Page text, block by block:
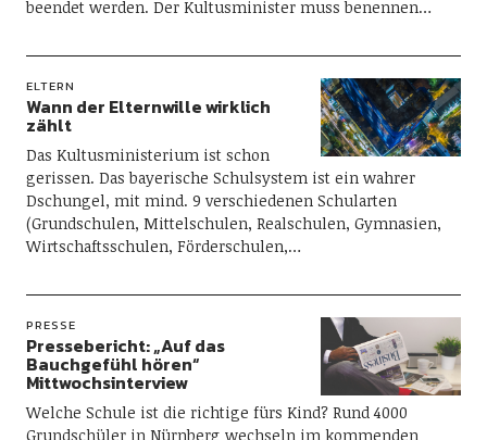
beendet werden. Der Kultusminister muss benennen…
ELTERN
Wann der Elternwille wirklich
zählt
Das Kultusministerium ist schon
gerissen. Das bayerische Schulsystem ist ein wahrer
Dschungel, mit mind. 9 verschiedenen Schularten
(Grundschulen, Mittelschulen, Realschulen, Gymnasien,
Wirtschaftsschulen, Förderschulen,…
PRESSE
Pressebericht: „Auf das
Bauchgefühl hören“
Mittwochsinterview
Welche Schule ist die richtige fürs Kind? Rund 4000
Grundschüler in Nürnberg wechseln im kommenden